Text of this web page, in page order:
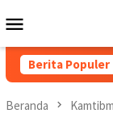
ke
Mobile
Berita Populer
Beranda